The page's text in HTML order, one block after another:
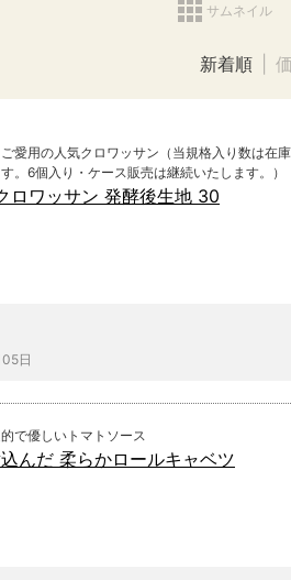
サムネイル
新着順
愛用の人気クロワッサン（当規格入り数は在庫
。6個入り・ケース販売は継続いたします。）
ロワッサン 発酵後生地 30
日
で優しいトマトソース
んだ 柔らかロールキャベツ